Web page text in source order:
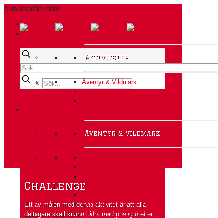
AktiviteterAktiviteter
HEM
AKTIVITETER A-Ö
Aktiviteter
Äventyr & Vildmark
Event & Konferens
äventyr & vildmark
Fiske från båt
Glödvandring
Grottäventyr på Södertörn
✕
Challenge
Ett av målen med denna aktivitet är att alla
deltagare skall kunna bidra med poäng utefter